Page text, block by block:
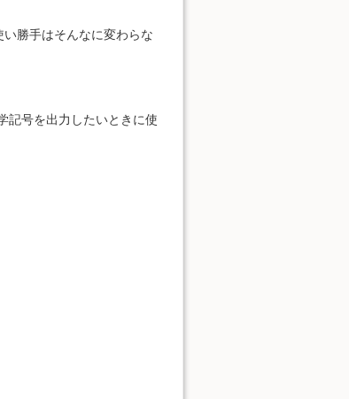
勝手はそんなに変わらな
記号を出力したいときに使